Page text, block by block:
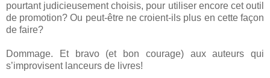
pourtant judicieusement choisis, pour utiliser encore cet outil
de promotion? Ou peut-être ne croient-ils plus en cette façon
de faire?
Dommage. Et bravo (et bon courage) aux auteurs qui
s’improvisent lanceurs de livres!